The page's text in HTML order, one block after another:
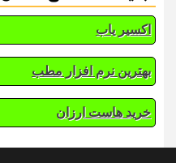
اکسیر یاب
بهترین نرم افزار مطب
خرید هاست ارزان